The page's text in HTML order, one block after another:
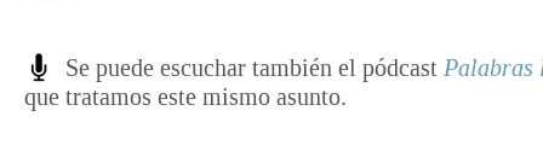
Se puede escuchar también el pódcast Palabras
que tratamos este mismo asunto.